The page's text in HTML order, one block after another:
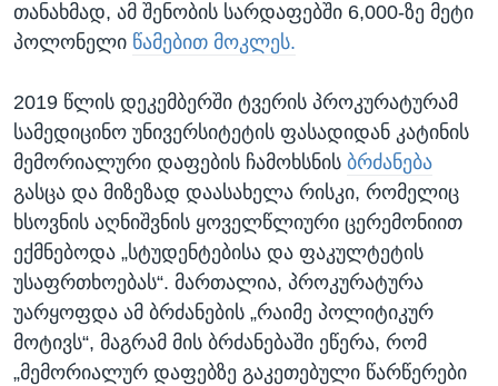
თანახმად, ამ შენობის სარდაფებში 6,000-ზე მეტი
პოლონელი წამებით მოკლეს.
2019 წლის დეკემბერში ტვერის პროკურატურამ
სამედიცინო უნივერსიტეტის ფასადიდან კატინის
მემორიალური დაფების ჩამოხსნის ბრძანება
გასცა და მიზეზად დაასახელა რისკი, რომელიც
ხსოვნის აღნიშვნის ყოველწლიური ცერემონიით
ექმნებოდა „სტუდენტებისა და ფაკულტეტის
უსაფრთხოებას“. მართალია, პროკურატურა
უარყოფდა ამ ბრძანების „რაიმე პოლიტიკურ
მოტივს“, მაგრამ მის ბრძანებაში ეწერა, რომ
„მემორიალურ დაფებზე გაკეთებული წარწერები